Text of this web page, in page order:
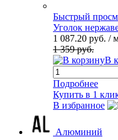
Быстрый
Уголок
1 087.20 руб. /
1 359 руб.
В
Подробнее
Купить в 1
В избранное
Алюминий